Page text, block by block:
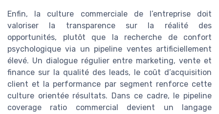
Enfin, la culture commerciale de l’entreprise doit
valoriser la transparence sur la réalité des
opportunités, plutôt que la recherche de confort
psychologique via un pipeline ventes artificiellement
élevé. Un dialogue régulier entre marketing, vente et
finance sur la qualité des leads, le coût d’acquisition
client et la performance par segment renforce cette
culture orientée résultats. Dans ce cadre, le pipeline
coverage ratio commercial devient un langage